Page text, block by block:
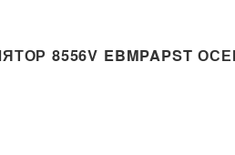
8556V EBMPAPST